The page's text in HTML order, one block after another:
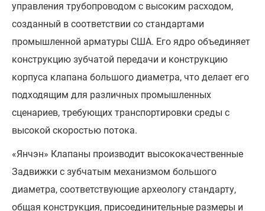
управления трубопроводом с высоким расходом,
созданный в соответствии со стандартами
промышленной арматуры США. Его ядро объединяет
конструкцию зубчатой передачи и конструкцию
корпуса клапана большого диаметра, что делает его
подходящим для различных промышленных
сценариев, требующих транспортировки среды с
высокой скоростью потока.
«Янчэн» Клапаны производит высококачественные
Задвижки с зубчатым механизмом большого
диаметра, соответствующие археологу стандарту,
общая конструкция, присоединительные размеры и